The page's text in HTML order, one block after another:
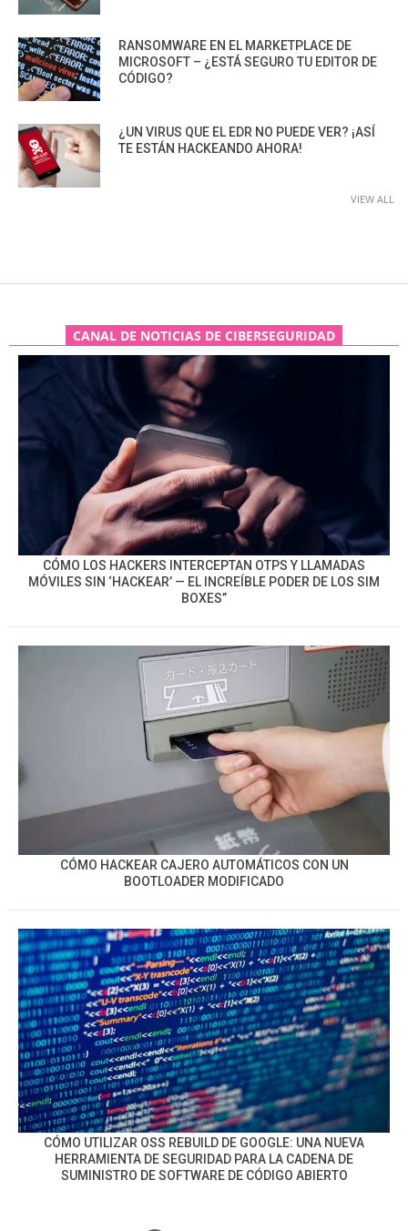
RANSOMWARE EN EL MARKETPLACE DE
MICROSOFT – ¿ESTÁ SEGURO TU EDITOR DE
CÓDIGO?
¿UN VIRUS QUE EL EDR NO PUEDE VER? ¡ASÍ
TE ESTÁN HACKEANDO AHORA!
VIEW ALL
CANAL DE NOTICIAS DE CIBERSEGURIDAD
CÓMO LOS HACKERS INTERCEPTAN OTPS Y LLAMADAS
MÓVILES SIN ‘HACKEAR’ — EL INCREÍBLE PODER DE LOS SIM
BOXES”
CÓMO HACKEAR CAJERO AUTOMÁTICOS CON UN
BOOTLOADER MODIFICADO
CÓMO UTILIZAR OSS REBUILD DE GOOGLE: UNA NUEVA
HERRAMIENTA DE SEGURIDAD PARA LA CADENA DE
SUMINISTRO DE SOFTWARE DE CÓDIGO ABIERTO